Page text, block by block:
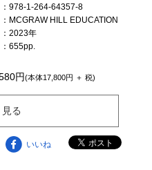
：978-1-264-64357-8
：MCGRAW HILL EDUCATION
：2023年
：655pp.
円(本体17,800円 ＋ 税)
る
いいね